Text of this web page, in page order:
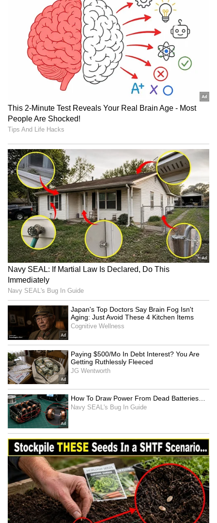
Related Articles
Washing Eggs: முட்டையை கழுவாம
சமைக்கிறீங்களா? இதெல்லாம்
தெரிஞ்சா ஷாக் ஆகிடுவீங்க!
Washing Machine Cleaning: மெக்கானிக்
எதுக்கு? வாஷிங் மெஷினை நீங்களே
ஈஸியா கிளீன் பண்ணலாம்!
3
9
Image Credit :Gemini AI
மங்கலான துணிகளுக்கு விடை
கொடுக்கும் வெள்ளை வினிகர்
நாம் அன்றாடம் பயன்படுத்தும் சோப்புத்
தூள் மற்றும் சோப்பு கட்டிகள் துணிகளில்
இருந்து அழுக்கை நீக்கினாலும், கடின நீரின்
(Hard Water) காரணமாகவும், சரியாக
அலசாததாலும் துணியின்
இழைப்பகுதிகளில் சோப்பு எச்சங்களை
(Soap Residues) அப்படியே விட்டுச்
சென்றுவிடுகின்றன. இந்த சோப்பு